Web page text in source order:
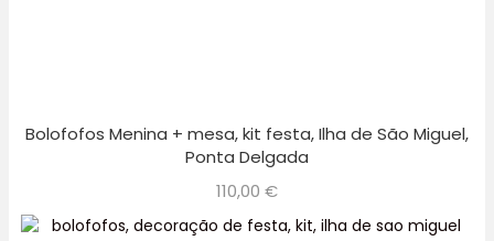
Bolofofos Menina + mesa, kit festa, Ilha de São Miguel,
Ponta Delgada
110,00 €